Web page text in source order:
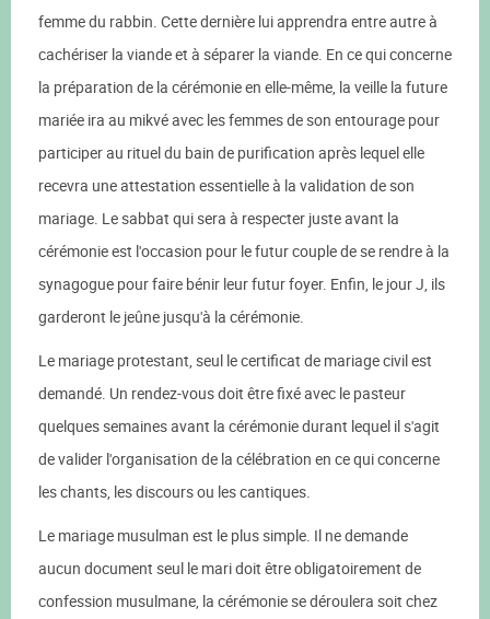
femme du rabbin. Cette dernière lui apprendra entre autre à
cachériser la viande et à séparer la viande. En ce qui concerne
la préparation de la cérémonie en elle-même, la veille la future
mariée ira au mikvé avec les femmes de son entourage pour
participer au rituel du bain de purification après lequel elle
recevra une attestation essentielle à la validation de son
mariage. Le sabbat qui sera à respecter juste avant la
cérémonie est l'occasion pour le futur couple de se rendre à la
synagogue pour faire bénir leur futur foyer. Enfin, le jour J, ils
garderont le jeûne jusqu'à la cérémonie.
Le mariage protestant, seul le certificat de mariage civil est
demandé. Un rendez-vous doit être fixé avec le pasteur
quelques semaines avant la cérémonie durant lequel il s'agit
de valider l'organisation de la célébration en ce qui concerne
les chants, les discours ou les cantiques.
Le mariage musulman est le plus simple. Il ne demande
aucun document seul le mari doit être obligatoirement de
confession musulmane, la cérémonie se déroulera soit chez